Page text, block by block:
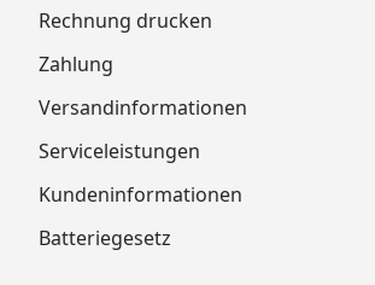
Rechnung drucken
Zahlung
Versandinformationen
Serviceleistungen
Kundeninformationen
Batteriegesetz